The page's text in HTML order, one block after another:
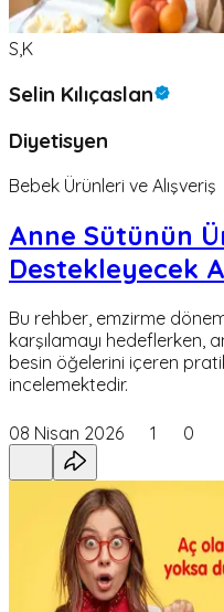
S,K
Selin Kılıçaslan
Diyetisyen
Bebek Ürünleri ve Alışveriş
Anne Sütünün
Destekleyecek
Bu rehber, emzirme
karşılamayı hedeflerken,
besin öğelerini içeren
incelemektedir.
08 Nisan 2026 1 0